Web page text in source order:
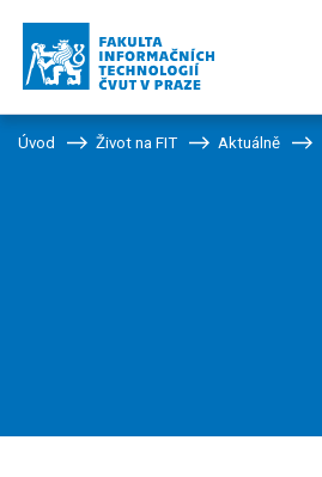
Úvod Život na FIT Aktuálně